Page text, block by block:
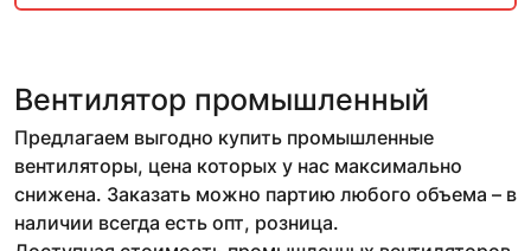
Вентилятор промышленный
Предлагаем выгодно купить промышленные
вентиляторы, цена которых у нас максимально
снижена. Заказать можно партию любого объема – в
наличии всегда есть опт, розница.